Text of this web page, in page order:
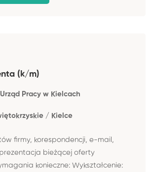
(k/m)
Pracy w Kielcach
/ Kielce
firmy, korespondencji, e-mail,
bieżącej oferty
konieczne: Wykształcenie: